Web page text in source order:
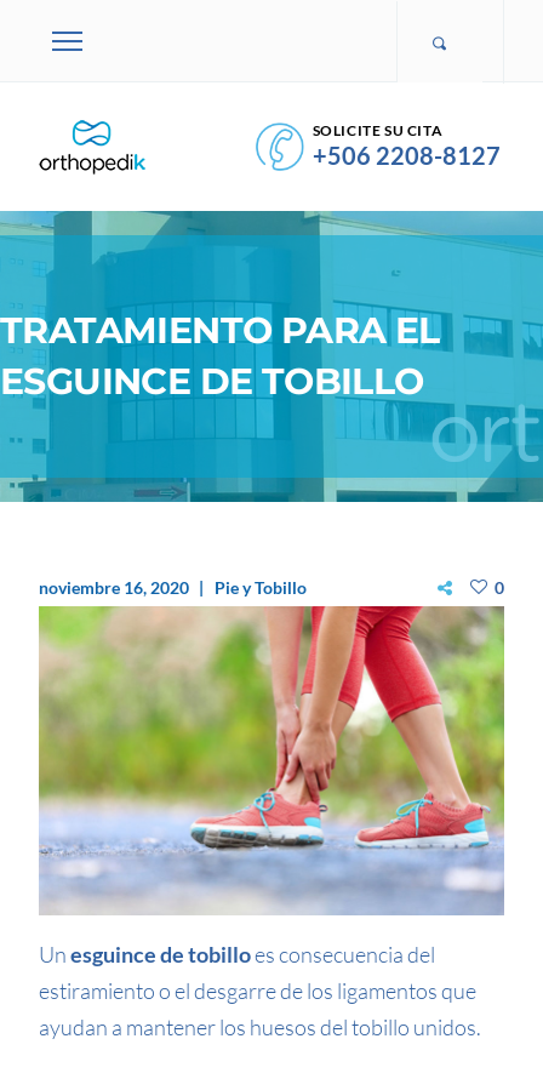
SOLICITE SU CITA
+506 2208-8127
TRATAMIENTO PARA EL
ESGUINCE DE TOBILLO
noviembre 16, 2020 Pie y Tobillo 0
Unesguince de tobilloes consecuencia del
estiramiento o el desgarre de los ligamentos que
ayudan a mantener los huesos del tobillo unidos.